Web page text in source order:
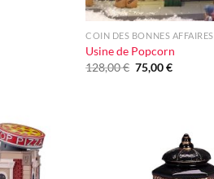
+
COIN DES BONNES AFFAIRES
Usine de Popcorn
128,00€ Le
prix
75,00€Le
Ajouter
à la liste
d'envie